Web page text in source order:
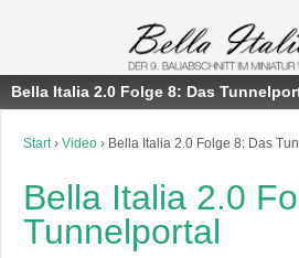
Bella Italia 2.0 Folge 8: Das
Start › Video › Bella Italia 2.0 Folge 8: Das
Bella Italia 2.0
Tunnelportal